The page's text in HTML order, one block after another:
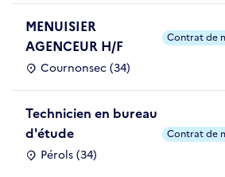
MENUISIER
AGENCEUR H/F
Cournonsec (34)
Contrat de
Technicien en bureau
d'étude
Pérols (34)
Contrat de